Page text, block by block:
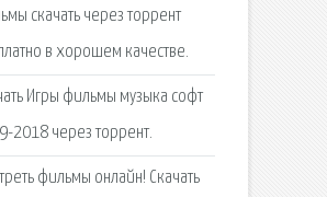
скачать через торрент
в хорошем качестве.
Игры фильмы музыка софт
2018 через торрент.
фильмы онлайн! Скачать